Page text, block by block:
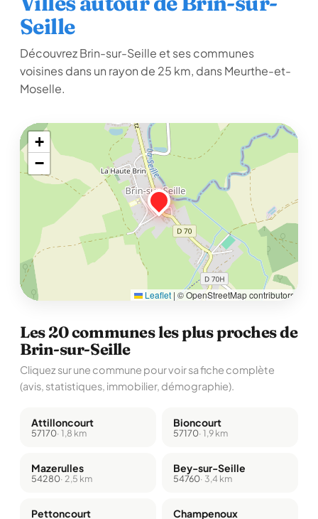
Seille
Découvrez Brin-sur-Seille et ses communes
voisines dans un rayon de 25 km, dans Meurthe-et-
Moselle.
+
−
Leaflet | © OpenStreetMap contributors
Les 20 communes les plus proches de
Brin-sur-Seille
Cliquez sur une commune pour voir sa fiche complète
(avis, statistiques, immobilier, démographie).
Attilloncourt
57170· 1,8 km
Bioncourt
57170· 1,9 km
Mazerulles
54280· 2,5 km
Bey-sur-Seille
54760· 3,4 km
Pettoncourt Champenoux